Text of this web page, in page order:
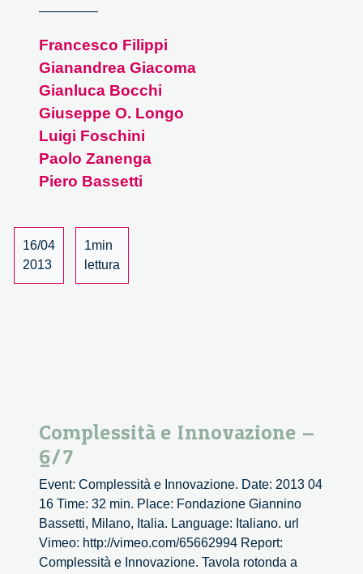
————–
Francesco Filippi
Gianandrea Giacoma
Gianluca Bocchi
Giuseppe O. Longo
Luigi Foschini
Paolo Zanenga
Piero Bassetti
16/04
2013
1min
lettura
Complessità e Innovazione –
6/7
Event: Complessità e Innovazione. Date: 2013 04
16 Time: 32 min. Place: Fondazione Giannino
Bassetti, Milano, Italia. Language: Italiano. url
Vimeo: http://vimeo.com/65662994 Report:
Complessità e Innovazione. Tavola rotonda a